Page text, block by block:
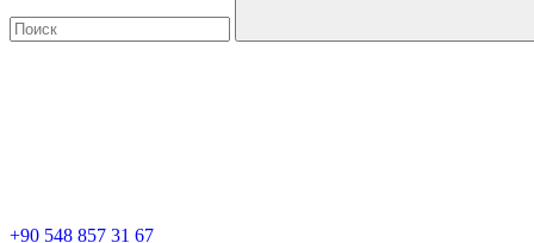
+90 548 857 31 67